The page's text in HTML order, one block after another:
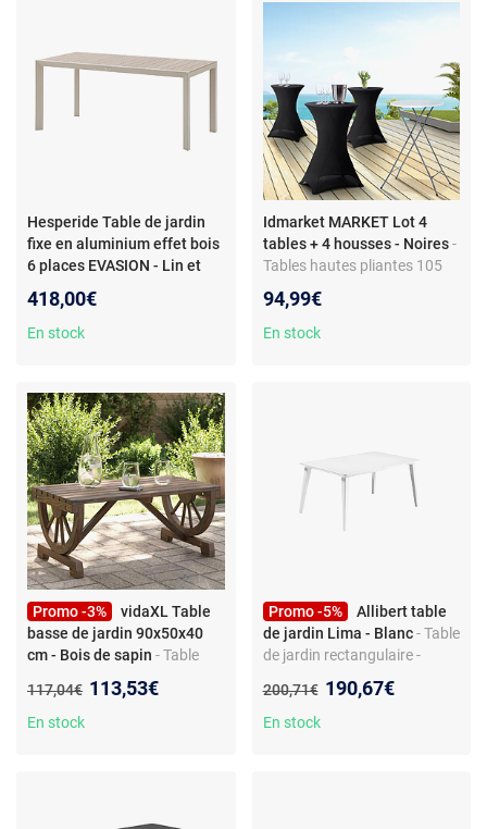
Hesperide Table de jardin
fixe en aluminium effet bois
6 places EVASION - Lin et
jardin fixe en aluminium effet
bois 6 places EVASION - Lin
418,00€
En stock
Idmarket MARKET Lot 4
tables + 4 housses - Noires -
Tables hautes pliantes 105
Structure en acier - Diamètre
60 CM
94,99€
En stock
Promo -3%
vidaXL Table
basse de jardin 90x50x40
cm - Bois de sapin - Table
sapin massif - 90 x 50 x 40
cm - Design roue de chariot
Ancien prix :
117,04€ Nouveau prix :
113,53€
En stock
Promo -5%
Allibert table
de jardin Lima - Blanc - Table
de jardin rectangulaire -
Ancien prix :
200,71€ Nouveau prix :
190,67€
En stock